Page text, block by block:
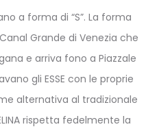
a forma di “S”. La forma
Grande di Venezia che
e arriva fono a Piazzale
gli ESSE con le proprie
alternativa al tradizionale
rispetta fedelmente la